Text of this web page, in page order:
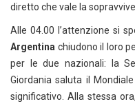
diretto che vale la
Alle 04.00 l’attenzione si
Argentina chiudono il loro
per le due nazionali: la
Giordania saluta il
significativo. Alla stessa ora,